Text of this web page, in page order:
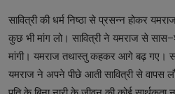
सावित्री की धर्म निष्ठा से प्रसन्न होकर
कुछ भी मांग लो। सावित्री ने यमराज से
मांगी। यमराज तथास्तु कहकर आगे बढ़ गए।
यमराज ने अपने पीछे आती सावित्री से वापस